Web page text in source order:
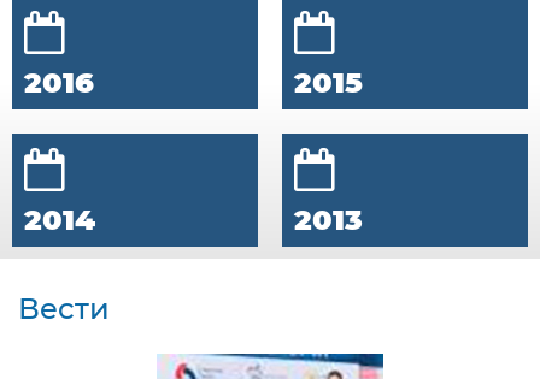
2016 2015
2014 2013
Вести